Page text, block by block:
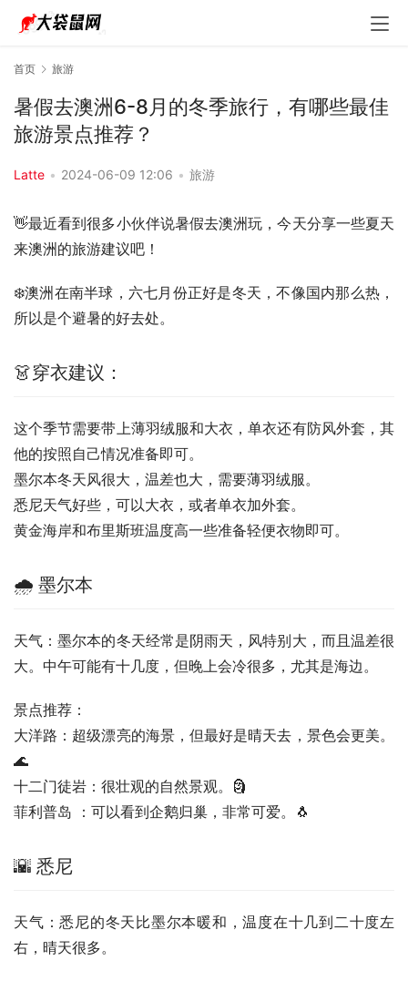
首页 旅游
暑假去澳洲6-8月的冬季旅行，有哪些最佳
旅游景点推荐？
Latte • 2024-06-09 12:06 • 旅游
👋最近看到很多小伙伴说暑假去澳洲玩，今天分享一些夏天
来澳洲的旅游建议吧！
❄️澳洲在南半球，六七月份正好是冬天，不像国内那么热，
所以是个避暑的好去处。
👗穿衣建议：
这个季节需要带上薄羽绒服和大衣，单衣还有防风外套，其
他的按照自己情况准备即可。
墨尔本冬天风很大，温差也大，需要薄羽绒服。
悉尼天气好些，可以大衣，或者单衣加外套。
黄金海岸和布里斯班温度高一些准备轻便衣物即可。
🌧️ 墨尔本
天气：墨尔本的冬天经常是阴雨天，风特别大，而且温差很
大。中午可能有十几度，但晚上会冷很多，尤其是海边。
景点推荐：
大洋路：超级漂亮的海景，但最好是晴天去，景色会更美。
🌊
十二门徒岩：很壮观的自然景观。🗿
菲利普岛 ：可以看到企鹅归巢，非常可爱。🐧
🌇 悉尼
天气：悉尼的冬天比墨尔本暖和，温度在十几到二十度左
右，晴天很多。